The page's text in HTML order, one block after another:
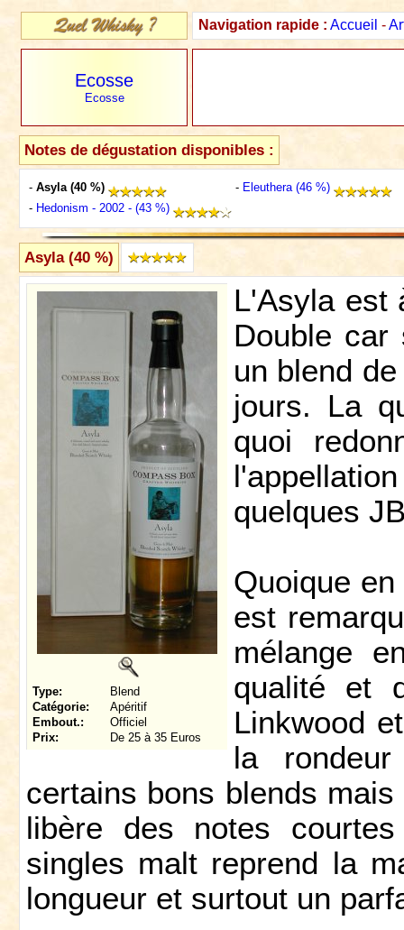
Navigation rapide : Accueil -
Ecosse
Ecosse
Notes de dégustation disponibles :
- Asyla (40 %) - Eleuthera (46 %)
- Hedonism - 2002 - (43 %)
Asyla (40 %)
Type:
Blend
Catégorie:
Apéritif
Embout.:
Officiel
Prix:
De 25 à 35 Euros
L'Asyla est
Double car
un blend
jours. La
quoi
quelques
Quoique
est
mélange
qualité et
Linkwood
la
certains bons blends
libère des notes
singles malt reprend la
longueur et surtout un